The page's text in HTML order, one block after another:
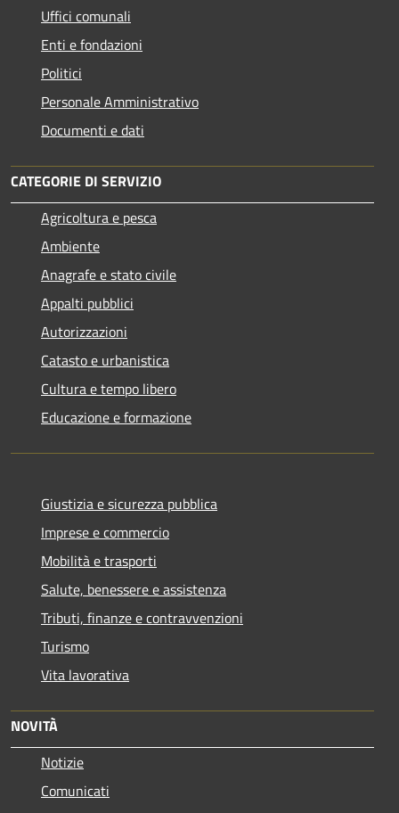
Uffici comunali
Enti e fondazioni
Politici
Personale Amministrativo
Documenti e dati
CATEGORIE DI SERVIZIO
Agricoltura e pesca
Ambiente
Anagrafe e stato civile
Appalti pubblici
Autorizzazioni
Catasto e urbanistica
Cultura e tempo libero
Educazione e formazione
Giustizia e sicurezza pubblica
Imprese e commercio
Mobilità e trasporti
Salute, benessere e assistenza
Tributi, finanze e contravvenzioni
Turismo
Vita lavorativa
NOVITÀ
Notizie
Comunicati